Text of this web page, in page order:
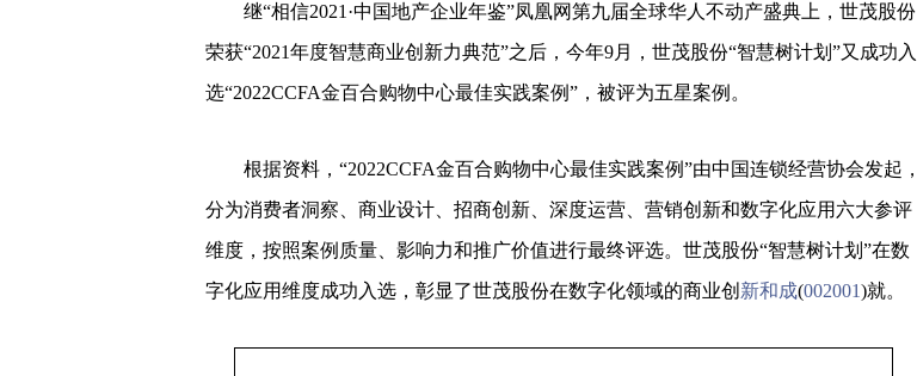
继“相信2021·中国地产企业年鉴”凤凰网第九届全球华人不动产盛典上，世茂股份
荣获“2021年度智慧商业创新力典范”之后，今年9月，世茂股份“智慧树计划”又成功入
选“2022CCFA金百合购物中心最佳实践案例”，被评为五星案例。
根据资料，“2022CCFA金百合购物中心最佳实践案例”由中国连锁经营协会发起，
分为消费者洞察、商业设计、招商创新、深度运营、营销创新和数字化应用六大参评
维度，按照案例质量、影响力和推广价值进行最终评选。世茂股份“智慧树计划”在数
字化应用维度成功入选，彰显了世茂股份在数字化领域的商业创 新和成(002001)就。